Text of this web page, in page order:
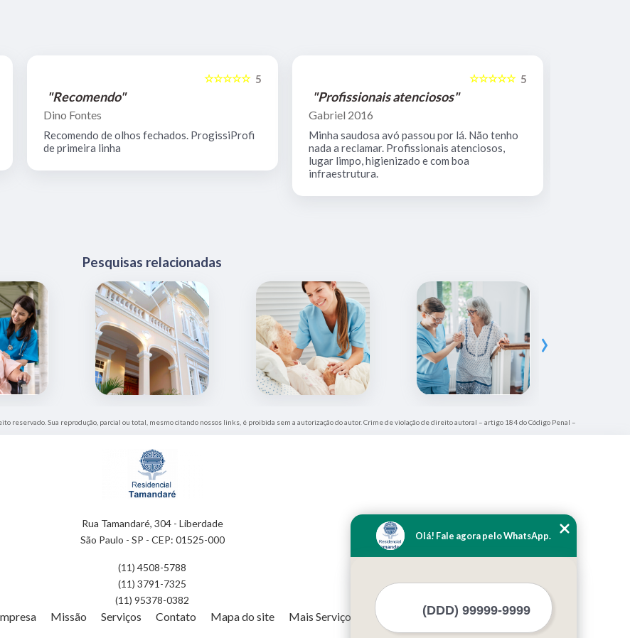
5
☆☆☆☆☆
"Recomendo"
Dino Fontes
Recomendo de olhos fechados. ProgissiProfi
de primeira linha
5
☆☆☆☆☆
"Profissionais atenciosos"
Gabriel 2016
Minha saudosa avó passou por lá. Não tenho
nada a reclamar. Profissionais atenciosos,
lugar limpo, higienizado e com boa
infraestrutura.
Pesquisas relacionadas
›
reservado. Sua reprodução, parcial ou total, mesmo citando nossos links, é proibida sem a autorização do autor. Crime de violação de direito autoral – artigo 184 do Código Penal –
Rua Tamandaré, 304 - Liberdade
São Paulo - SP - CEP: 01525-000
(11) 4508-5788
(11) 3791-7325
(11) 95378-0382
Missão Serviços Contato Mapa do site Mais Serviços
Olá! Fale agora pelo WhatsApp.